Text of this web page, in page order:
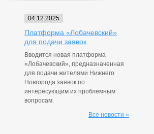
04.12.2025
Платформа «Лобачевский»
для подачи заявок
Вводится новая платформа
«Лобачевский», предназначенная
для подачи жителями Нижнего
Новгорода заявок по
интересующим их проблемным
вопросам.
Все новости »